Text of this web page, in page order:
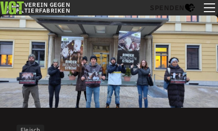
VEREIN GEGEN
TIERFABRIKEN
SPENDEN